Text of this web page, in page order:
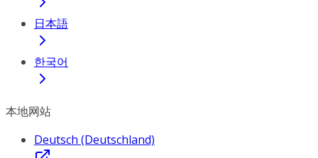
日本語
한국어
本地网站
Deutsch (Deutschland)